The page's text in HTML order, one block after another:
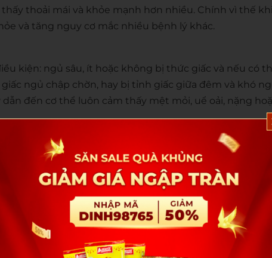
thoải mái và khỏe mạnh hơn nhiều. Chính vì thế
và tăng nguy cơ mắc nhiều bệnh lý khác.
kiện: ngủ sâu, ít hoặc không bị thức giấc và nếu có
ngủ chập chờn, hay bị tỉnh giấc giữa đêm và khó
đến cơ thể luôn cảm thấy mệt mỏi, uể oải, nặng